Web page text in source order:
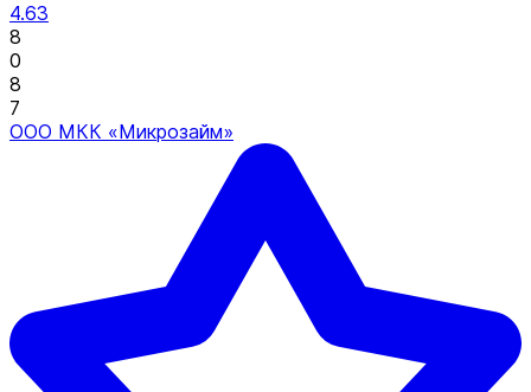
4.63
8
0
8
7
ООО МКК «Микрозайм»